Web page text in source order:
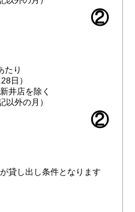
②
り
日）
井店を除く
外の月）
②
貸し出し条件となります